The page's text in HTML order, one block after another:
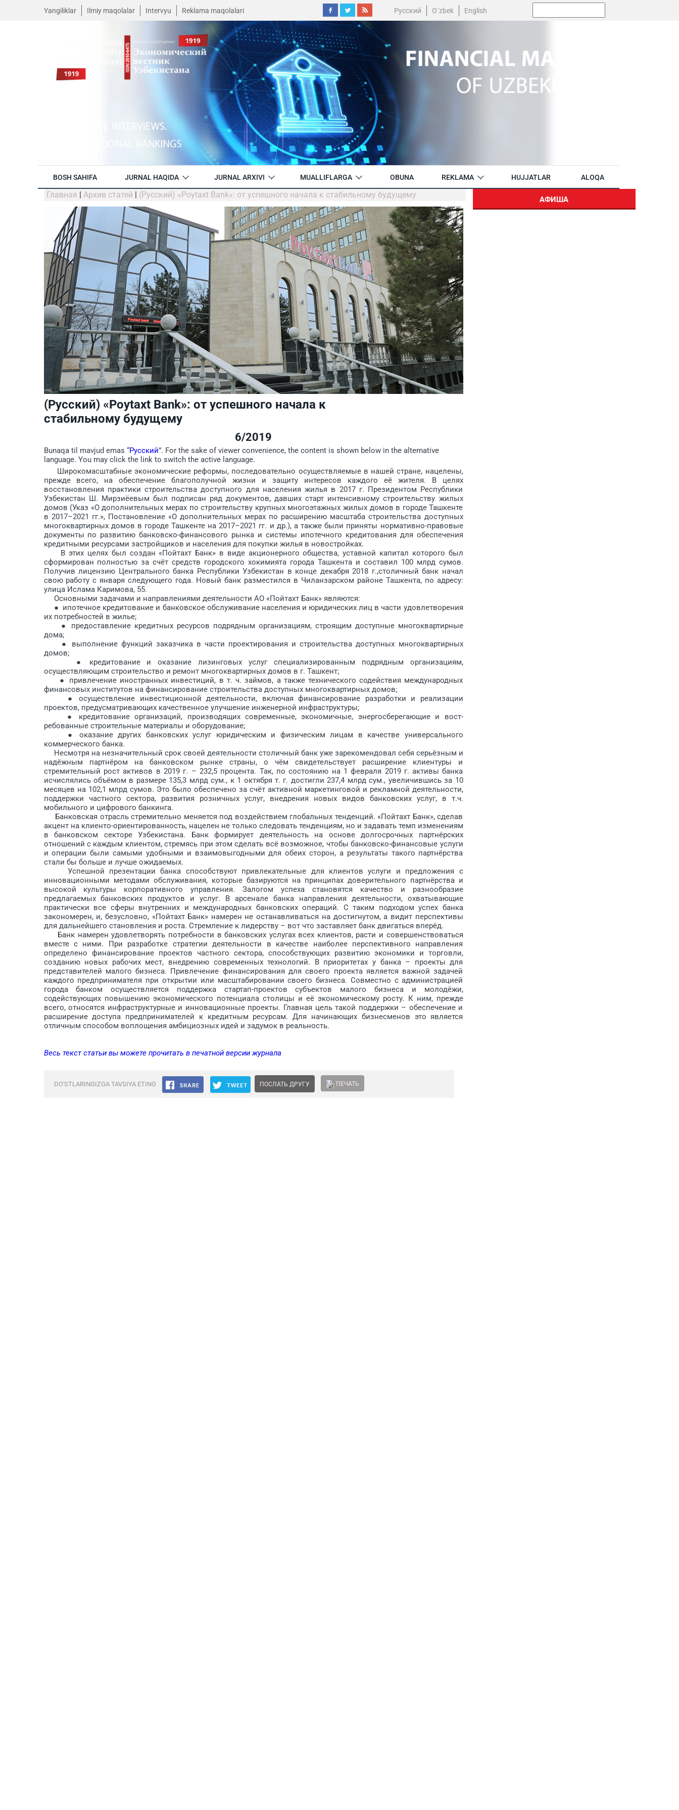
Yangiliklar Ilmiy maqolalar Intervyu Reklama maqolalari Русский O´zbek English
BOSH SAHIFA JURNAL HAQIDA JURNAL ARXIVI MUALLIFLARGA OBUNA REKLAMA HUJJATLAR ALOQA
Главная | Архив статей | (Русский) «Poytaxt Bank»: от успешного начала к стабильному будущему
(Русский) «Poytaxt Bank»: от успешного начала к
стабильному будущему
6/2019
Bunaqa til mavjud emas “Русский”. For the sake of viewer convenience, the content is shown below in the alternative
language. You may click the link to switch the active language.
Широкомасштабные экономические реформы, последовательно осуществляемые в нашей стране, нацелены,
прежде всего, на обеспечение благополучной жизни и защиту интересов каждого её жителя. В целях
восстановления прак­тики строительства доступного для населения жилья в 2017 г. Президентом Республики
Узбекистан Ш. Мирзиёевым был подписан ряд документов, давших старт интенсивному строительству жилых
домов (Указ «О дополнительных мерах по строительству крупных многоэтажных жилых домов в городе Ташкенте
в 2017–2021 гг.», Постановление «О дополнительных мерах по расширению масштаба строительства доступных
многоквартирных домов в городе Ташкенте на 2017–2021 гг. и др.), а также были приняты нормативно-правовые
документы по развитию банковско-финансового рынка и сис­темы ипотечного кредитования для обеспечения
кредитными ресурсами застройщиков и населения для покупки жилья в новостройках.
В этих целях был создан «Пойтахт Банк» в виде акционерного общества, уставной капитал которого был
сформирован полностью за счёт средств городского хокимията города Ташкента и составил 100 млрд сумов.
Получив лицензию Центрального банка Республики Узбекистан в конце декабря 2018 г.,столичный банк начал
свою работу с января следующего года. Новый банк разместился в Чиланзарском районе Ташкента, по адресу:
улица Ислама Каримова, 55.
Основными задачами и направлениями деятельности АО «Пойтахт Банк» являются:
● ипотечное кредитование и банковское обслуживание населения и юридических лиц в части удовлетворения
их потребностей в жилье;
● предоставление кредитных ресурсов подрядным организациям, строящим доступные многоквартирные
дома;
● выполнение функций заказчика в части проектирования и строительства доступных многоквартирных
домов;
● кредитование и оказание лизинговых услуг специализированным подрядным организациям,
осуществляющим строительство и ремонт многоквартирных домов в г. Ташкент;
● привлечение иностранных инвестиций, в т. ч. займов, а также технического содействия международных
финансовых институтов на финансирование строительства доступных многоквартирных домов;
● осуществление инвестиционной деятельности, включая финансирование разработки и реализации
проектов, предусматривающих качественное улучшение инженерной инфраструктуры;
● кредитование организаций, производящих современные, экономичные, энергосберегающие и вост­
ребованные строительные материалы и оборудование;
● оказание других банковских услуг юридическим и физическим лицам в качестве универсального
коммерческого банка.
Несмотря на незначительный срок своей деятельности столичный банк уже зарекомендовал себя серьёзным и
надёжным партнёром на банковском рынке страны, о чём свидетельствует расширение клиентуры и
стремительный рост активов в 2019 г. – 232,5 процента. Так, по состоянию на 1 февраля 2019 г. активы банка
исчис­лялись объёмом в размере 135,3 млрд сум., к 1 октября т. г. достигли 237,4 млрд сум., увеличившись за 10
месяцев на 102,1 млрд сумов. Это было обеспечено за счёт активной маркетинговой и рекламной деятельности,
поддержки частного сектора, развития розничных услуг, внедрения новых видов банковских услуг, в т.ч.
мобильного и цифрового банкинга.
Банковская отрасль стремительно меняется под воздействием глобальных тенденций. «Пойтахт Банк», сделав
акцент на клиенто-ориентированность, нацелен не только следовать тенденциям, но и задавать темп изменениям
в банковском секторе Узбекистана. Банк формирует деятельность на основе долгосрочных партнёрских
отношений с каж­дым клиентом, стремясь при этом сделать всё возможное, чтобы банковско-финансовые услуги
и операции были самыми удобными и взаимовыгодными для обеих сторон, а результаты такого партнёрства
стали бы больше и лучше ожидаемых.
Успешной презентации банка способствуют привлекательные для клиентов услуги и предложения с
инновационными методами обслуживания, которые базируются на принципах доверительного партнёрства и
высокой культуры корпоративного управления. Залогом успеха становятся качество и разнообразие
предлагаемых банковских продуктов и услуг. В арсенале банка направления деятельности, охватывающие
практически все сферы внутренних и международных банковских операций. С таким подходом успех банка
закономерен, и, безусловно, «Пойтахт Банк» намерен не останавливаться на достигнутом, а видит перспективы
для дальнейшего становления и роста. Стремление к лидерству – вот что заставляет банк двигаться вперёд.
Банк намерен удовлетворять потребности в банковских услугах всех клиентов, расти и совершенствоваться
вместе с ними. При разработке стратегии деятельности в качестве наиболее перспективного направления
определено финансирование проектов частного сектора, способствующих развитию экономики и торговли,
созданию новых рабочих мест, внедрению современных технологий. В приоритетах у банка – проекты для
представителей малого бизнеса. Привлечение финансирования для своего проекта является важной задачей
каждого предпринимателя при открытии или масштабировании своего бизнеса. Совмест­но с администрацией
города банком осуществляется поддержка стартап-проектов субъектов малого бизнеса и молодёжи,
содействующих повышению экономического потенциала столицы и её экономическому росту. К ним, прежде
всего, относятся инф­раструктурные и инновационные проекты. Главная цель такой под­держки – обеспечение и
расширение доступа предпринимателей к кредитным ресурсам. Для начинающих бизнесменов это является
отличным способом воплощения амбициозных идей и задумок в реальность.
Весь текст статьи вы можете прочитать в печатной версии журнала
DO'STLARINGIZGA TAVSIYA ETING ПОСЛАТЬ ДРУГУ ПЕЧАТЬ
АФИША